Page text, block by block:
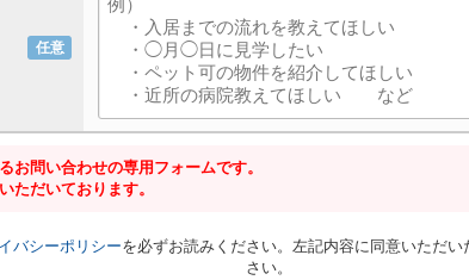
任意
お問い合わせの専用フォームです。
ただいております。
バシーポリシーを必ずお読みください。左記内容に同意いただ
さい。